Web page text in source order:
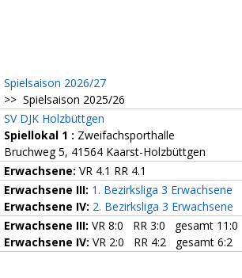
Spielsaison 2026/27
>> Spielsaison 2025/26
SV DJK Holzbüttgen
Spiellokal 1 : Zweifachsporthalle
Bruchweg 5, 41564 Kaarst-Holzbüttgen
Erwachsene: VR 4.1 RR 4.1
Erwachsene III: 1. Bezirksliga 3 Erwachsene
Erwachsene IV: 2. Bezirksliga 3 Erwachsene
Erwachsene III: VR 8:0 RR 3:0 gesamt 11:0
Erwachsene IV: VR 2:0 RR 4:2 gesamt 6:2